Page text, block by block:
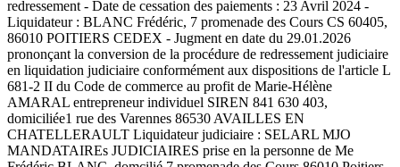
redressement - Date de cessation des paiements : 23 Avril 2024 -
Liquidateur : BLANC Frédéric, 7 promenade des Cours CS 60405,
86010 POITIERS CEDEX - Jugment en date du 29.01.2026
prononçant la conversion de la procédure de redressement judiciaire
en liquidation judiciaire conformément aux dispositions de l'article L
681-2 II du Code de commerce au profit de Marie-Hélène
AMARAL entrepreneur individuel SIREN 841 630 403,
domiciliée1 rue des Varennes 86530 AVAILLES EN
CHATELLERAULT Liquidateur judiciaire : SELARL MJO
MANDATAIREs JUDICIAIRES prise en la personne de Me